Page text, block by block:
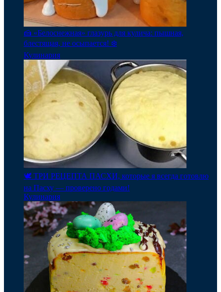
🍰 «Белоснежная» глазурь для кулича: пышная,
блестящая, не осыпается! ❄️
Кулинария
🕊️ ТРИ РЕЦЕПТА ПАСХИ, которые я всегда готовлю
на Пасху — проверено годами!
Кулинария